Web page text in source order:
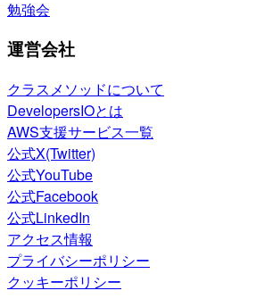
勉強会
運営会社
クラスメソッドについて
DevelopersIOとは
AWS支援サービス一覧
公式X(Twitter)
公式YouTube
公式Facebook
公式LinkedIn
アクセス情報
プライバシーポリシー
クッキーポリシー